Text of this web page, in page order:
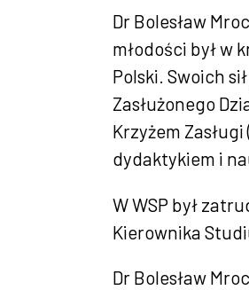
Dr Bolesław
młodości był w
Polski. Swoich
Zasłużonego
Krzyżem
dydaktykiem i
W WSP był
Kierownika
Dr Bolesław